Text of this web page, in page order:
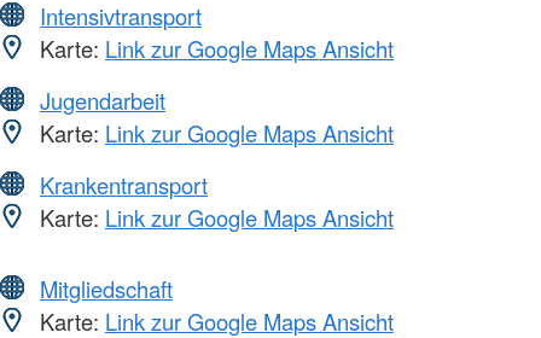
Intensivtransport
Karte: Link zur Google Maps Ansicht
Jugendarbeit
Karte: Link zur Google Maps Ansicht
Krankentransport
Karte: Link zur Google Maps Ansicht
Mitgliedschaft
Karte: Link zur Google Maps Ansicht